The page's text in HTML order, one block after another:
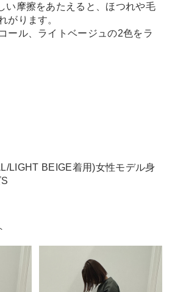
い摩擦をあたえると、ほつれや毛
がります。
ール、ライトベージュの2色をラ
LIGHT BEIGE着用)女性モデル身